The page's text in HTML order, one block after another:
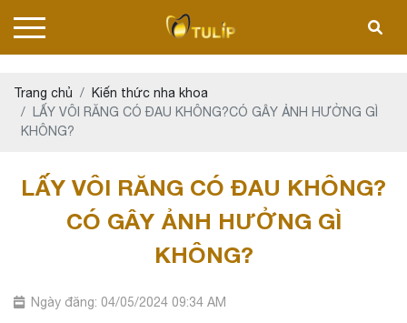
Trang chủ
Kiến thức nha khoa
LẤY VÔI RĂNG CÓ ĐAU KHÔNG?CÓ GÂY ẢNH HƯỞNG GÌ
KHÔNG?
LẤY VÔI RĂNG CÓ ĐAU KHÔNG?
CÓ GÂY ẢNH HƯỞNG GÌ
KHÔNG?
Ngày đăng: 04/05/2024 09:34 AM